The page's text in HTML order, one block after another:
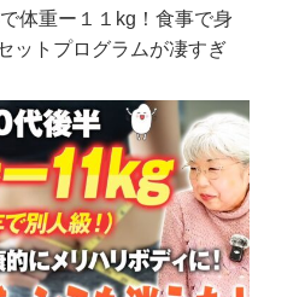
体重ー１１kg！食事で身
ットプログラムが凄すぎ